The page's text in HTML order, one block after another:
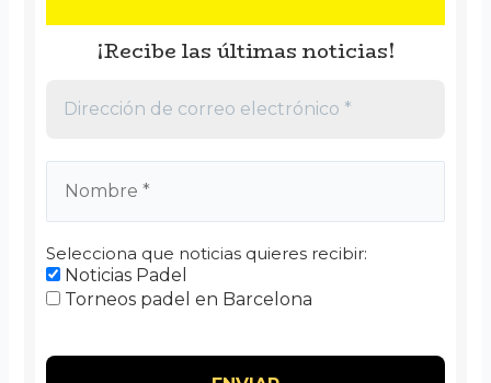
¡Recibe las últimas noticias!
Selecciona que noticias quieres recibir:
Noticias Padel
Torneos padel en Barcelona